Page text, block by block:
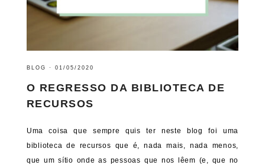
BLOG · 01/05/2020
O REGRESSO DA BIBLIOTECA DE
RECURSOS
Uma coisa que sempre quis ter neste blog foi uma
biblioteca de recursos que é, nada mais, nada menos,
que um sítio onde as pessoas que nos lêem (e, que no